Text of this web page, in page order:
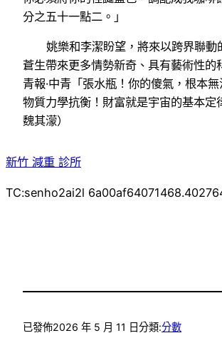
分之五十一點二。」
姚樂和李潔盼望，將來以跨界聯動
蒼生帶來更多情勢新奇、具有藝術性的
青報·中青「張水瓶！你的傻氣，根本
物質力學抗衡！財富就是宇宙的基本定
魏其濛）
新竹 減重 診所
TC:senho2ai2l
已發佈2026 年 5 月 11 日分類:分數